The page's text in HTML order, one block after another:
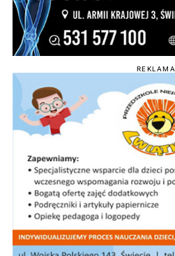
REKLAMA